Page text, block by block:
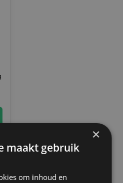
1
×
maakt gebruik
om inhoud en